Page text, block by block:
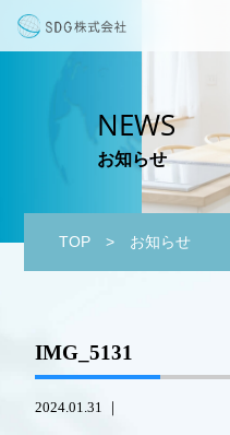
NEWS
お知らせ
TOP > お知らせ
IMG_5131
2024.01.31 ｜